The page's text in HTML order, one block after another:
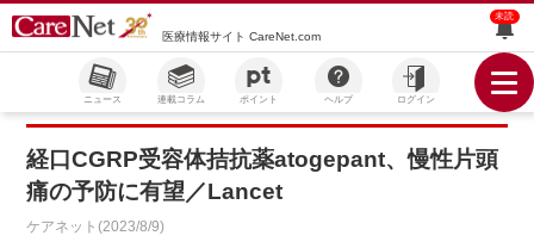
医療情報サイト CareNet.com
未読
ニュース 連載コラム ポイント ヘルプ ログイン
経口CGRP受容体拮抗薬atogepant、慢性片頭
痛の予防に有望／Lancet
ケアネット(2023/8/9)